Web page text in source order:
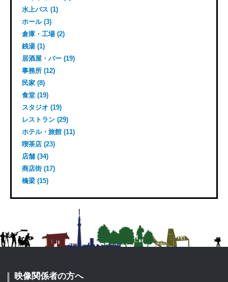
水上バス (1)
ホール (3)
倉庫・工場 (2)
銭湯 (1)
居酒屋・バー (19)
事務所 (12)
民家 (8)
食堂 (19)
スタジオ (19)
レストラン (29)
ホテル・旅館 (11)
喫茶店 (23)
店舗 (34)
商店街 (17)
橋梁 (15)
映像関係者の方へ